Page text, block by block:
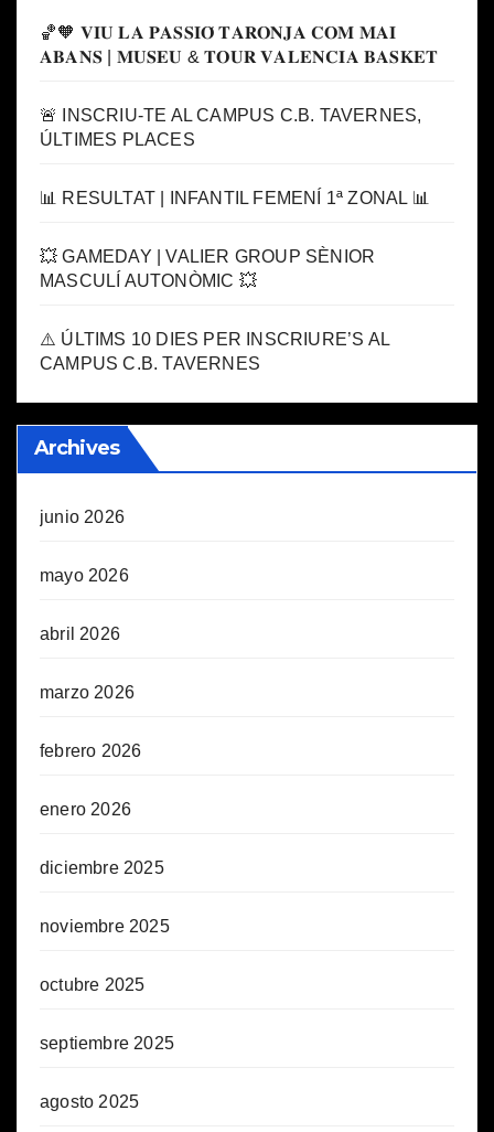
🏀🧡 𝐕𝐈𝐔 𝐋𝐀 𝐏𝐀𝐒𝐒𝐈𝐎́ 𝐓𝐀𝐑𝐎𝐍𝐉𝐀 𝐂𝐎𝐌 𝐌𝐀𝐈
𝐀𝐁𝐀𝐍𝐒 | 𝐌𝐔𝐒𝐄𝐔 & 𝐓𝐎𝐔𝐑 𝐕𝐀𝐋𝐄𝐍𝐂𝐈𝐀 𝐁𝐀𝐒𝐊𝐄𝐓
🚨 INSCRIU-TE AL CAMPUS C.B. TAVERNES,
ÚLTIMES PLACES
📊 RESULTAT | INFANTIL FEMENÍ 1ª ZONAL 📊
💥 GAMEDAY | VALIER GROUP SÈNIOR
MASCULÍ AUTONÒMIC 💥
⚠️ ÚLTIMS 10 DIES PER INSCRIURE’S AL
CAMPUS C.B. TAVERNES
Archives
junio 2026
mayo 2026
abril 2026
marzo 2026
febrero 2026
enero 2026
diciembre 2025
noviembre 2025
octubre 2025
septiembre 2025
agosto 2025